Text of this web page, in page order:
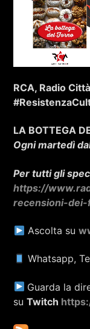
RCA, Radio
LA BOTTEGA
Ogni martedì
Per tutti gli
https://
recensioni-
Ascolta su
Whatsapp,
Guarda la
suTwitch